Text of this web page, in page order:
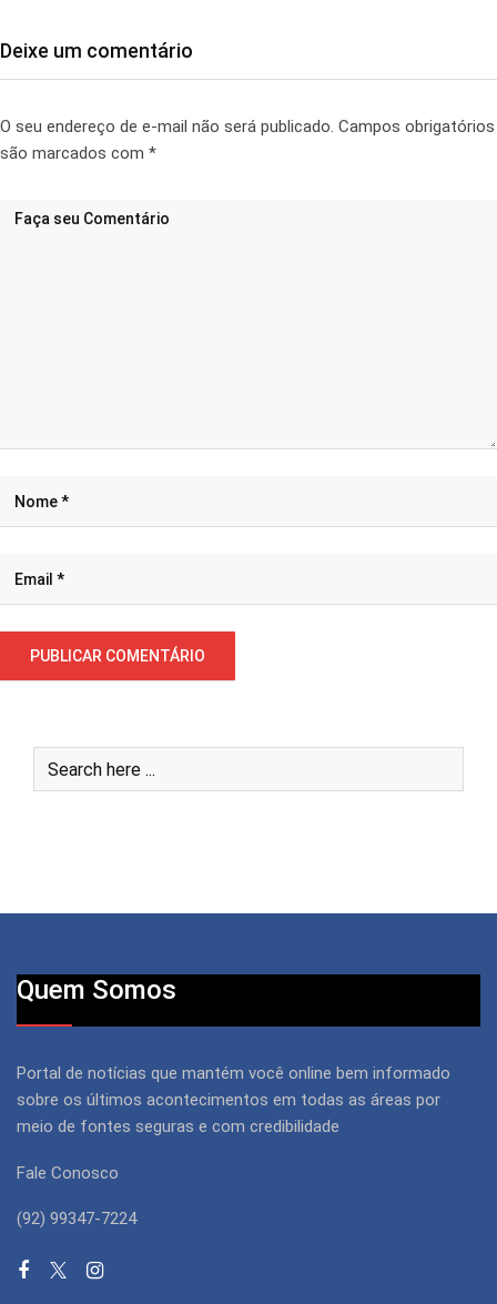
Deixe um comentário
O seu endereço de e-mail não será publicado. Campos obrigatórios
são marcados com *
Quem Somos
Portal de notícias que mantém você online bem informado
sobre os últimos acontecimentos em todas as áreas por
meio de fontes seguras e com credibilidade
Fale Conosco
(92) 99347-7224